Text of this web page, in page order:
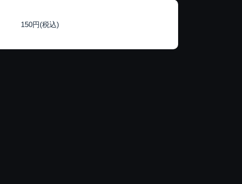
150円(税込)